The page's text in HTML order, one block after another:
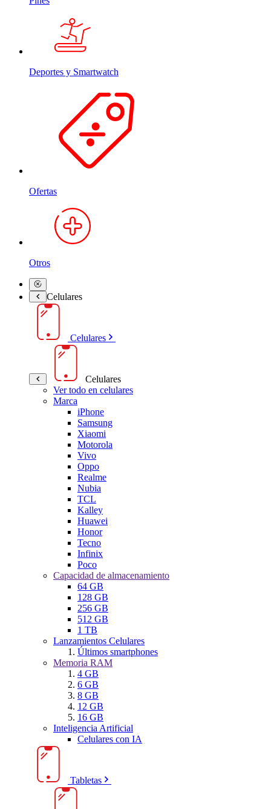
Deportes y Smartwatch
Ofertas
Otros
Celulares
Celulares
Celulares
Ver todo en celulares
Marca
iPhone
Samsung
Xiaomi
Motorola
Vivo
Oppo
Realme
Nubia
TCL
Kalley
Huawei
Honor
Tecno
Infinix
Poco
Capacidad de almacenamiento
64 GB
128 GB
256 GB
512 GB
1 TB
Lanzamientos Celulares
Últimos smartphones
Memoria RAM
4 GB
6 GB
8 GB
12 GB
16 GB
Inteligencia Artificial
Celulares con IA
Tabletas